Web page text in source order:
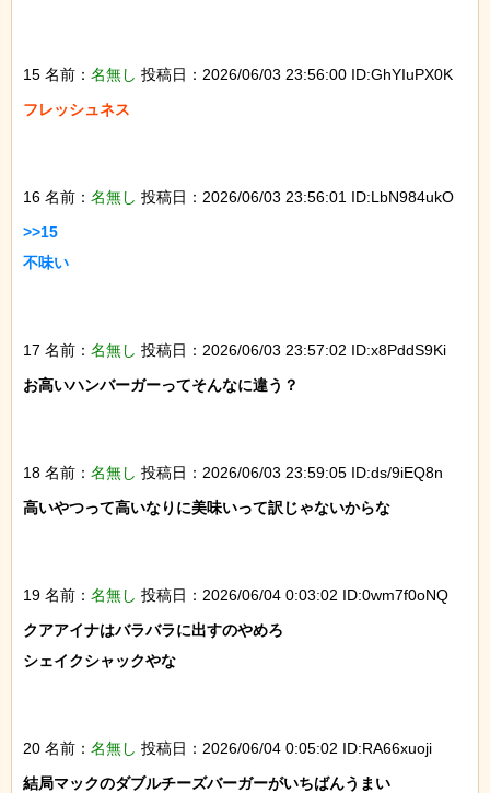
15 名前： 名無し 投稿日：2026/06/03 23:56:00 ID:GhYIuPX0K
フレッシュネス
16 名前： 名無し 投稿日：2026/06/03 23:56:01 ID:LbN984ukO
>>15
不味い
17 名前： 名無し 投稿日：2026/06/03 23:57:02 ID:x8PddS9Ki
お高いハンバーガーってそんなに違う？
18 名前： 名無し 投稿日：2026/06/03 23:59:05 ID:ds/9iEQ8n
高いやつって高いなりに美味いって訳じゃないからな
19 名前： 名無し 投稿日：2026/06/04 0:03:02 ID:0wm7f0oNQ
クアアイナはバラバラに出すのやめろ
シェイクシャックやな
20 名前： 名無し 投稿日：2026/06/04 0:05:02 ID:RA66xuoji
結局マックのダブルチーズバーガーがいちばんうまい